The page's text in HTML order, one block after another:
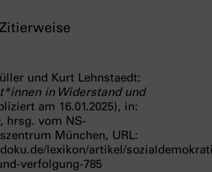
und Kurt Lehnstaedt:
in Widerstand und
am 16.01.2025), in:
, hrsg. vom NS-
München, URL:
lexikon/artikel/
verfolgung-785